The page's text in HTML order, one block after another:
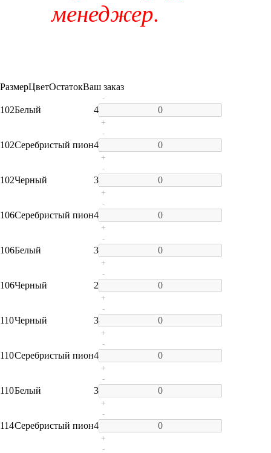
менеджер.
РазмерЦветОстатокВаш заказ
102Белый 4
-
+
102Серебристый пион4
-
+
102Черный 3
-
+
106Серебристый пион4
-
+
106Белый 3
-
+
106Черный 2
-
+
110Черный 3
-
+
110Серебристый пион4
-
+
110Белый 3
-
+
114Серебристый пион4
-
+
-